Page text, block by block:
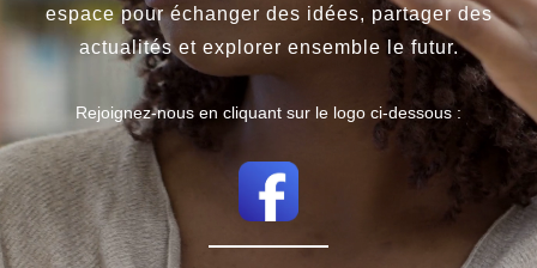
espace pour échanger des idées, partager des
actualités et explorer ensemble le futur.
Rejoignez-nous en cliquant sur le logo ci-dessous :